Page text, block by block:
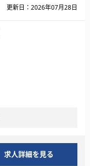
更新日：2026年07月28日
求人詳細を見る